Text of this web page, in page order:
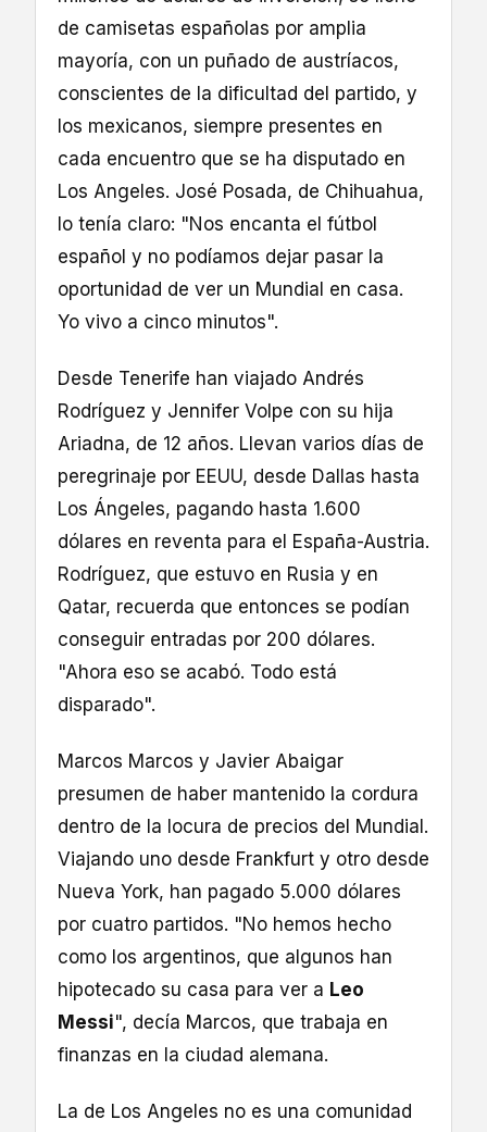
de camisetas españolas por amplia
mayoría, con un puñado de austríacos,
conscientes de la dificultad del partido, y
los mexicanos, siempre presentes en
cada encuentro que se ha disputado en
Los Angeles. José Posada, de Chihuahua,
lo tenía claro: "Nos encanta el fútbol
español y no podíamos dejar pasar la
oportunidad de ver un Mundial en casa.
Yo vivo a cinco minutos".
Desde Tenerife han viajado Andrés
Rodríguez y Jennifer Volpe con su hija
Ariadna, de 12 años. Llevan varios días de
peregrinaje por EEUU, desde Dallas hasta
Los Ángeles, pagando hasta 1.600
dólares en reventa para el España-Austria.
Rodríguez, que estuvo en Rusia y en
Qatar, recuerda que entonces se podían
conseguir entradas por 200 dólares.
"Ahora eso se acabó. Todo está
disparado".
Marcos Marcos y Javier Abaigar
presumen de haber mantenido la cordura
dentro de la locura de precios del Mundial.
Viajando uno desde Frankfurt y otro desde
Nueva York, han pagado 5.000 dólares
por cuatro partidos. "No hemos hecho
como los argentinos, que algunos han
hipotecado su casa para ver a Leo
Messi", decía Marcos, que trabaja en
finanzas en la ciudad alemana.
La de Los Angeles no es una comunidad